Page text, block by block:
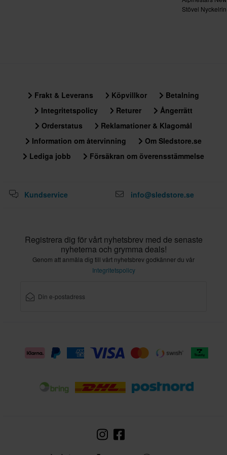
Stövel
Frakt & Leverans Köpvillkor
Betalning
Integritetspolicy
Returer
Ångerrätt
Orderstatus
Reklamationer & Klagomål
Information om återvinning
Om Sledstore.se
Lediga jobb
Försäkran om överensstämmelse
Kundservice info@sledstore.se
Registrera dig för vårt nyhetsbrev med de senaste
nyheterna och grymma deals!
Genom att anmäla dig till vårt nyhetsbrev godkänner du vår
Integritetspolicy